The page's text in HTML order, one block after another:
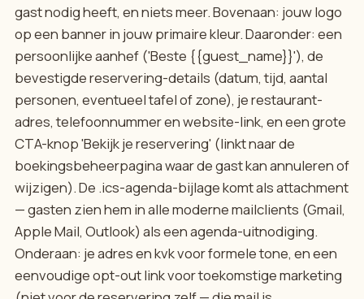
gast nodig heeft, en niets meer. Bovenaan: jouw logo
op een banner in jouw primaire kleur. Daaronder: een
persoonlijke aanhef ('Beste {{guest_name}}'), de
bevestigde reservering-details (datum, tijd, aantal
personen, eventueel tafel of zone), je restaurant-
adres, telefoonnummer en website-link, en een grote
CTA-knop 'Bekijk je reservering' (linkt naar de
boekingsbeheerpagina waar de gast kan annuleren of
wijzigen). De .ics-agenda-bijlage komt als attachment
— gasten zien hem in alle moderne mailclients (Gmail,
Apple Mail, Outlook) als een agenda-uitnodiging.
Onderaan: je adres en kvk voor formele tone, en een
eenvoudige opt-out link voor toekomstige marketing